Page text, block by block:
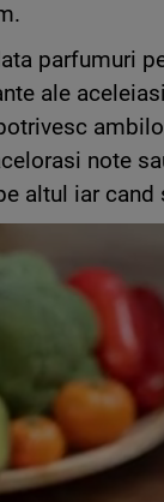
parfumuri
ale
note
altul iar